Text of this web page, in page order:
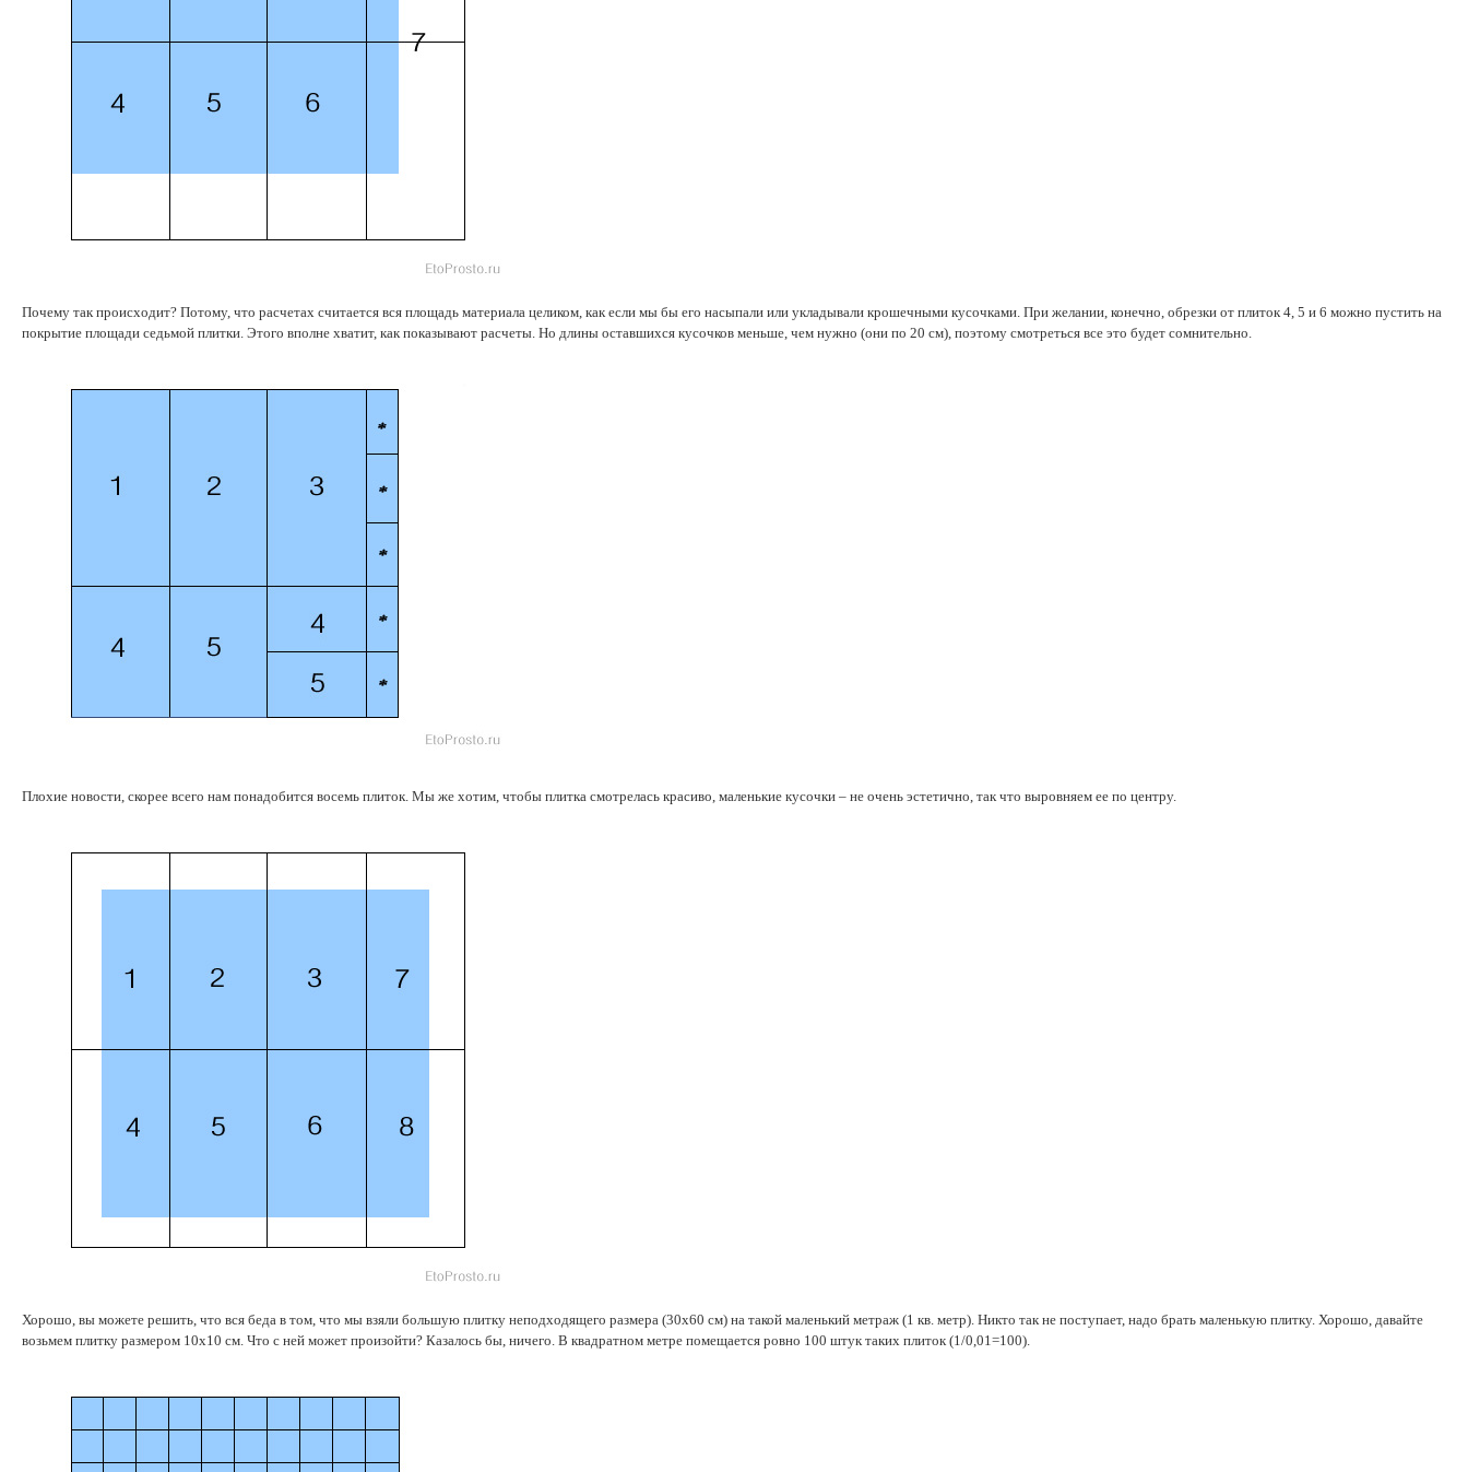
Почему так происходит? Потому, что расчетах считается вся площадь материала целиком, как если мы бы его насыпали или укладывали крошечными кусочками. При желании, конечно, обрезки от плиток 4, 5 и 6 можно пустить на
покрытие площади седьмой плитки. Этого вполне хватит, как показывают расчеты. Но длины оставшихся кусочков меньше, чем нужно (они по 20 см), поэтому смотреться все это будет сомнительно.
Плохие новости, скорее всего нам понадобится восемь плиток. Мы же хотим, чтобы плитка смотрелась красиво, маленькие кусочки – не очень эстетично, так что выровняем ее по центру.
Хорошо, вы можете решить, что вся беда в том, что мы взяли большую плитку неподходящего размера (30х60 см) на такой маленький метраж (1 кв. метр). Никто так не поступает, надо брать маленькую плитку. Хорошо, давайте
возьмем плитку размером 10х10 см. Что с ней может произойти? Казалось бы, ничего. В квадратном метре помещается ровно 100 штук таких плиток (1/0,01=100).